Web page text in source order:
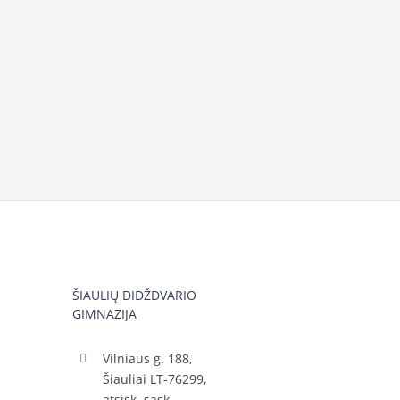
ŠIAULIŲ DIDŽDVARIO
GIMNAZIJA
Vilniaus g. 188,
Šiauliai LT-76299,